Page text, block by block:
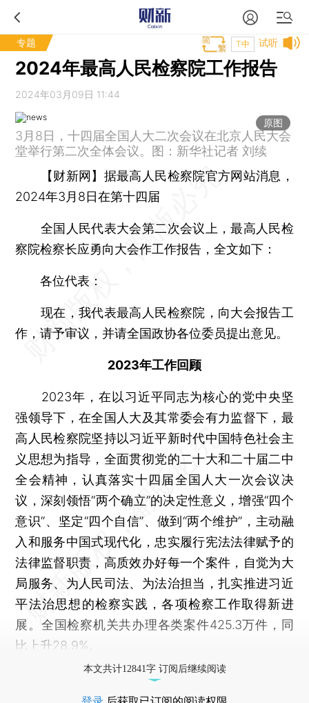
专题 试听
T中
2024年最高人民检察院工作报告
2024年03月09日 11:44
原图
3月8日，十四届全国人大二次会议在北京人民大会
堂举行第二次全体会议。图：新华社记者 刘续
【财新网】 据最高人民检察院官方网站消息，
2024年3月8日在第十四届
全国人民代表大会第二次会议上，最高人民检
察院检察长应勇向大会作工作报告，全文如下：
各位代表：
现在，我代表最高人民检察院，向大会报告工
作，请予审议，并请全国政协各位委员提出意见。
2023年工作回顾
2023年，在以习近平同志为核心的党中央坚
强领导下，在全国人大及其常委会有力监督下，最
高人民检察院坚持以习近平新时代中国特色社会主
义思想为指导，全面贯彻党的二十大和二十届二中
全会精神，认真落实十四届全国人大一次会议决
议，深刻领悟“两个确立”的决定性意义，增强“四个
意识”、坚定“四个自信”、做到“两个维护”，主动融
入和服务中国式现代化，忠实履行宪法法律赋予的
法律监督职责，高质效办好每一个案件，自觉为大
局服务、为人民司法、为法治担当，扎实推进习近
平法治思想的检察实践，各项检察工作取得新进
展。全国检察机关共办理各类案件425.3万件，同
比上升28.9%。
本文共计12841字 订阅后继续阅读